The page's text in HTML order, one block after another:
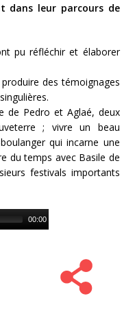
dans leur parcours de
pu réfléchir et élaborer
des témoignages
de Pedro et Aglaé, deux
; vivre un beau
qui incarne une
du temps avec Basile de
festivals importants
00:00